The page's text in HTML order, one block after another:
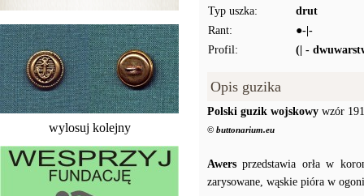
wylosuj kolejny
Typ uszka:
drut
Rant:
●-|-
Profil:
(| -
Opis guzika
Polski guzik wojskowy wzór
© buttonarium.eu
Awers przedstawia orła w
zarysowane, wąskie pióra w